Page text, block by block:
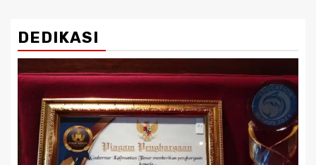
DEDIKASI